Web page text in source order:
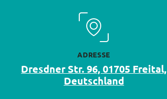
ADRESSE
Dresdner Str. 96, 01705 Freital,
Deutschland